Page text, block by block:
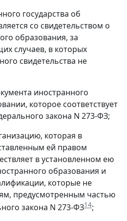
государства об
со свидетельством о
образования, за
случаев, в которых
свидетельства не
иностранного
которое соответствует
закона N 273-ФЗ;
которая в
ей правом
в установленном ею
образования и
которые не
предусмотренным частью
закона N 273-ФЗ14;